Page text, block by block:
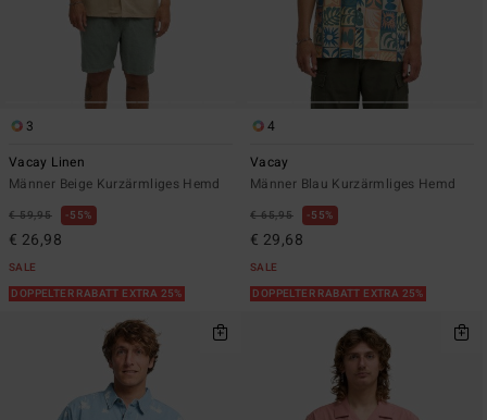
3
Vacay Linen
Männer Beige Kurzärmliges Hemd
€ 59,95 55%
€ 26,98
SALE
DOPPELTER RABATT EXTRA 25%
4
Vacay
Männer Blau Kurzärmliges Hemd
€ 65,95 55%
€ 29,68
SALE
DOPPELTER RABATT EXTRA 25%